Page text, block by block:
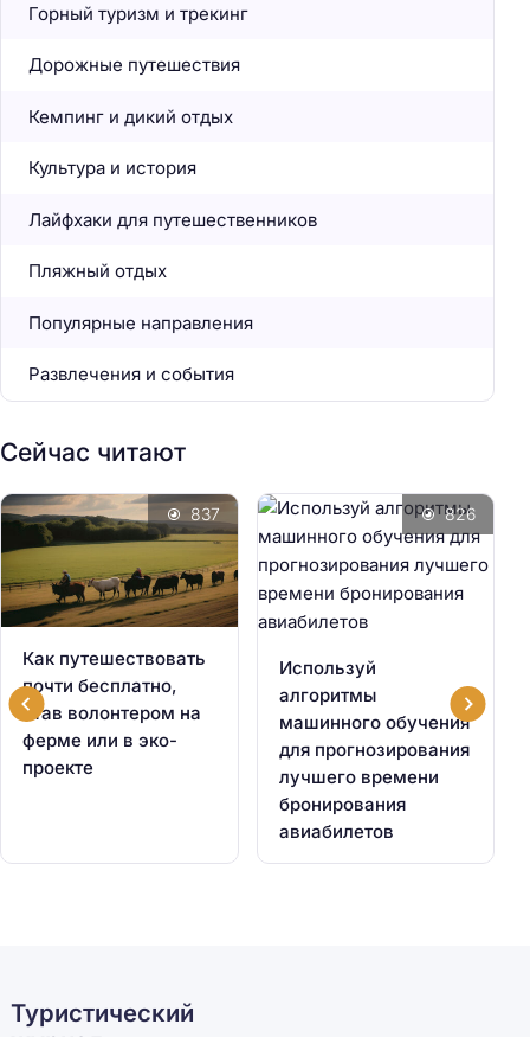
Горный туризм и трекинг
Дорожные путешествия
Кемпинг и дикий отдых
Культура и история
Лайфхаки для путешественников
Пляжный отдых
Популярные направления
Развлечения и события
Сейчас читают
Как путешествовать
почти бесплатно,
став волонтером на
ферме или в эко-
проекте
837
Используй
алгоритмы
машинного обучения
для прогнозирования
лучшего времени
бронирования
авиабилетов
826
Туристический